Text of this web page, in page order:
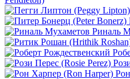
Риналь